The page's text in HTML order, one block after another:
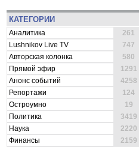
КАТЕГОРИИ
Аналитика
261
Lushnikov Live TV
747
Авторская колонка
580
Прямой эфир
1291
Анонс событий
4258
Репортажи
124
Остроумно
19
Политика
3419
Наука
2220
Финансы
2159